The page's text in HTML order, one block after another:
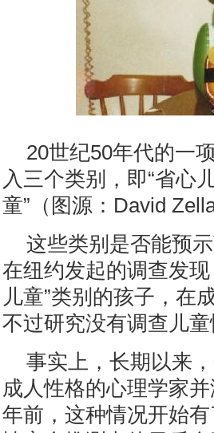
20世纪50年代的一
入三个类别，即“省心
童”（图源：David
这些类别是否能预
在纽约发起的调查发现
儿童”类别的孩子，在
不过研究没有调查儿
事实上，长期以来
成人性格的心理学家
年前，这种情况开始